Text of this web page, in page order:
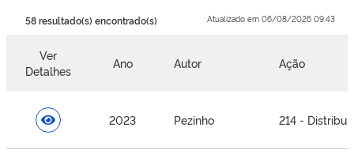
58 resultado(s) encontrado(s) Atualizado em 06/08/2026 09:43
Ver
Detalhes
Ano Autor Ação
2023 Pezinho 214 -